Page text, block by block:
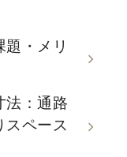
・メリ
法：通路
スペース